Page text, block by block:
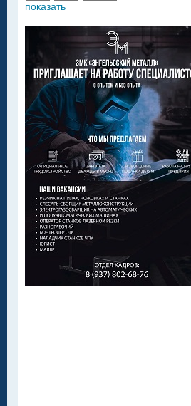
показать